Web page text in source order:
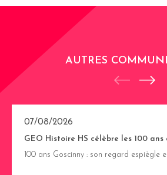
AUTRES
07/08/2026
GEO Histoire HS célèbre les 100 ans
100 ans Goscinny : son regard espiègle